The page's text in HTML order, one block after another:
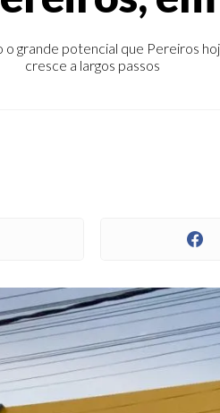
grande potencial que Pereiros
cresce a largos passos